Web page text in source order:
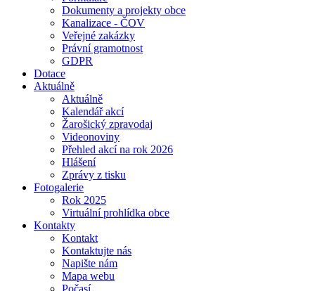
Dokumenty a projekty obce
Kanalizace - ČOV
Veřejné zakázky
Právní gramotnost
GDPR
Dotace
Aktuálně
Aktuálně
Kalendář akcí
Žarošický zpravodaj
Videonoviny
Přehled akcí na rok 2026
Hlášení
Zprávy z tisku
Fotogalerie
Rok 2025
Virtuální prohlídka obce
Kontakty
Kontakt
Kontaktujte nás
Napište nám
Mapa webu
Počasí